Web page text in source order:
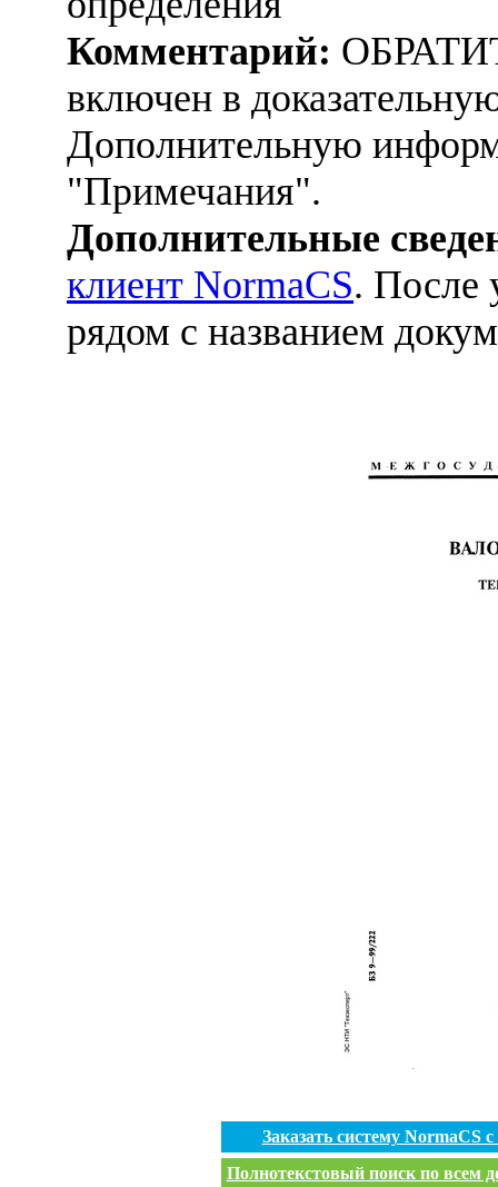
Комментарий:
включен в
Дополнительную
"Примечания".
Дополнительные
клиент NormaCS. После
рядом с названием
Заказать систему NormaCS
Полнотекстовый поиск по всем